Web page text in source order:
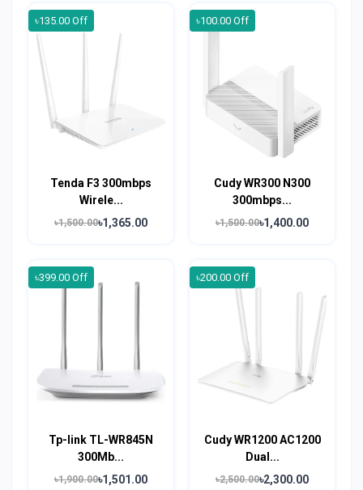
৳135.00 Off
Tenda F3 300mbps
Wirele...
৳1,500.00৳1,365.00
৳100.00 Off
Cudy WR300 N300
300mbps...
৳1,500.00৳1,400.00
৳399.00 Off
Tp-link TL-WR845N
300Mb...
৳1,900.00৳1,501.00
৳200.00 Off
Cudy WR1200 AC1200
Dual...
৳2,500.00৳2,300.00